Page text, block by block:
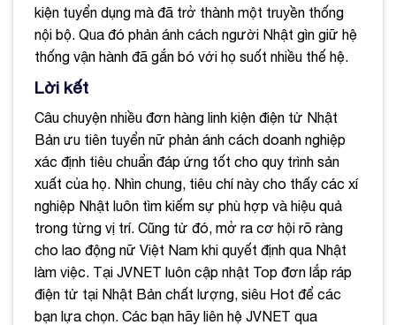
kiện tuyển dụng mà đã trở thành một truyền thống
nội bộ. Qua đó phản ánh cách người Nhật gìn giữ hệ
thống vận hành đã gắn bó với họ suốt nhiều thế hệ.
Lời kết
Câu chuyện nhiều đơn hàng linh kiện điện tử Nhật
Bản ưu tiên tuyển nữ phản ánh cách doanh nghiệp
xác định tiêu chuẩn đáp ứng tốt cho quy trình sản
xuất của họ. Nhìn chung, tiêu chí này cho thấy các xí
nghiệp Nhật luôn tìm kiếm sự phù hợp và hiệu quả
trong từng vị trí. Cũng từ đó, mở ra cơ hội rõ ràng
cho lao động nữ Việt Nam khi quyết định qua Nhật
làm việc. Tại JVNET luôn cập nhật Top đơn lắp ráp
điện tử tại Nhật Bản chất lượng, siêu Hot để các
bạn lựa chọn. Các bạn hãy liên hệ JVNET qua